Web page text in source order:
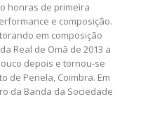
honras de primeira
e composição.
em composição
Real de Omã de 2013 a
depois e tornou-se
de Penela, Coimbra. Em
da Banda da Sociedade